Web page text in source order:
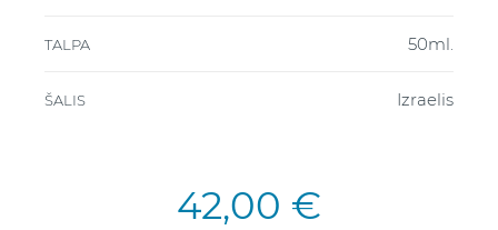
TALPA 50ml.
ŠALIS Izraelis
42,00 €